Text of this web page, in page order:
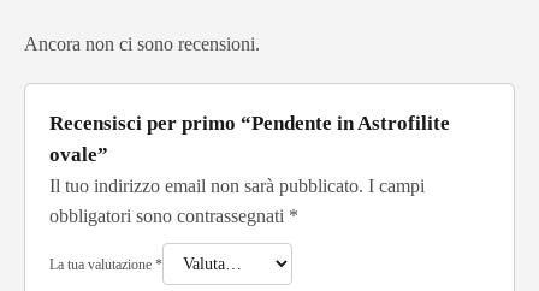
Ancora non ci sono recensioni.
Recensisci per primo “Pendente in Astrofilite
ovale”
Il tuo indirizzo email non sarà pubblicato. I campi
obbligatori sono contrassegnati *
La tua valutazione *